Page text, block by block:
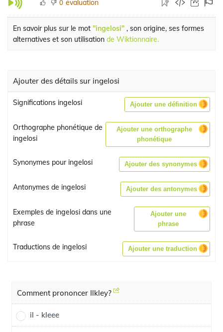
0 évaluation
En savoir plus sur le mot "ingelosi" , son origine, ses formes
alternatives et son utilisation de Wiktionnaire.
Ajouter des détails sur ingelosi
Significations ingelosi Ajouter une définition
Orthographe phonétique de
ingelosi
Ajouter une orthographe
phonétique
Synonymes pour ingelosi Ajouter des synonymes
Antonymes de ingelosi Ajouter des antonymes
Exemples de ingelosi dans une
phrase
Ajouter une
phrase
Traductions de ingelosi Ajouter une traduction
Comment prononcer Ilkley?
il - kleee